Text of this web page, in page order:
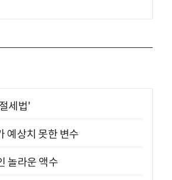
세법'
예상치 못한 변수
놀라운 액수